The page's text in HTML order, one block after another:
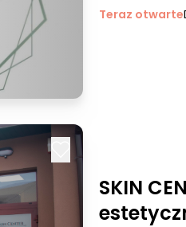
Teraz otwarte
SKIN